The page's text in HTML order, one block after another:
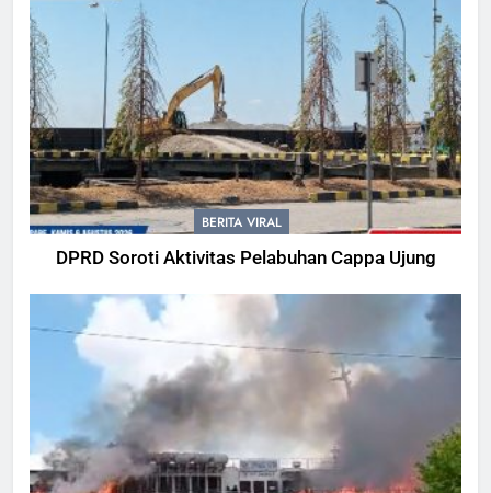
BERITA VIRAL
DPRD Soroti Aktivitas Pelabuhan Cappa Ujung